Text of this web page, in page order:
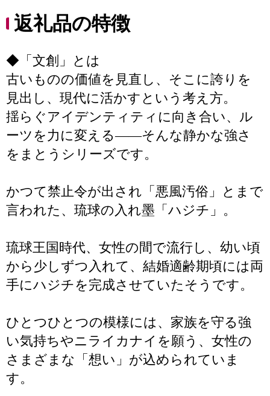
返礼品の特徴
◆「文創」とは
古いものの価値を見直し、そこに誇りを
見出し、現代に活かすという考え方。
揺らぐアイデンティティに向き合い、ル
ーツを力に変える――そんな静かな強さ
をまとうシリーズです。
かつて禁止令が出され「悪風汚俗」とまで
言われた、琉球の入れ墨「ハジチ」。
琉球王国時代、女性の間で流行し、幼い頃
から少しずつ入れて、結婚適齢期頃には両
手にハジチを完成させていたそうです。
ひとつひとつの模様には、家族を守る強
い気持ちやニライカナイを願う、女性の
さまざまな「想い」が込められていま
す。